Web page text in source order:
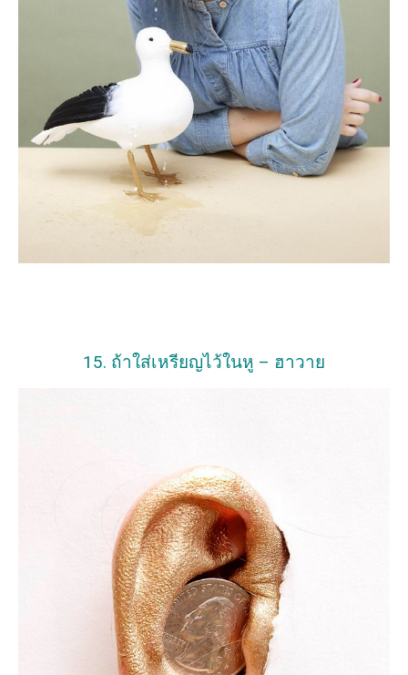
15. ถ้าใส่เหรียญไว้ในหู – ฮาวาย